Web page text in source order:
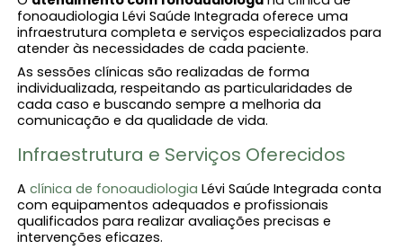
fonoaudiologia Lévi Saúde Integrada oferece uma
infraestrutura completa e serviços especializados para
atender às necessidades de cada paciente.
As sessões clínicas são realizadas de forma
individualizada, respeitando as particularidades de
cada caso e buscando sempre a melhoria da
comunicação e da qualidade de vida.
Infraestrutura e Serviços Oferecidos
Aclínica de fonoaudiologia​ Lévi Saúde Integrada conta
com equipamentos adequados e profissionais
qualificados para realizar avaliações precisas e
intervenções eficazes.